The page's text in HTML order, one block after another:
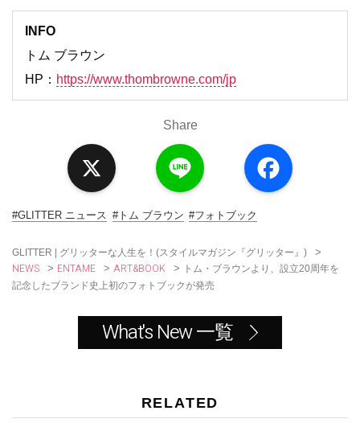
INFO
トム ブラウン
HP： https://www.thombrowne.com/jp
Share
a
c
#GLITTER ニュース #トム ブラウン #フォトブック
GLITTER | グリッターな人生を！(スタイルマガジン『グリッター』) >
NEWS > ENTAME > ART&BOOK >
トム・ブラウンより、設立20周年を
記念したブランド史上初のフォトブックが発売
What's New 一覧
RELATED